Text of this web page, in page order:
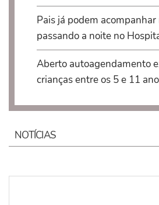
Pais já podem acompanhar
passando a noite no
Aberto autoagendamento
crianças entre os 5 e 11
NOTÍCIAS